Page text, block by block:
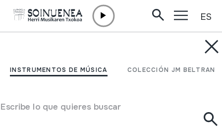
INSTRUMENTOS DE MÚSICA COLECCIÓN JM BELTRAN
Escribe lo que quieres buscar
ES
Parranda de Cantadores
Tipo de Instrumento de música